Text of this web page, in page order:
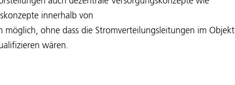
innerhalb von
möglich, ohne dass die Stromverteilungsleitungen im Objekt
wären.